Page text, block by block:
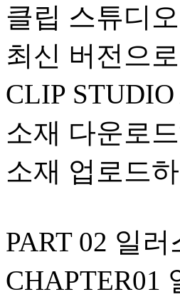
클립 스튜디
최신 버전으
CLIP
소재 다운로
소재 업로드
PART 02 일
CHAPTER01